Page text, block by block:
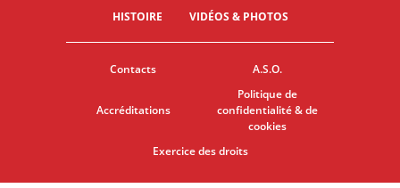
HISTOIRE
VIDÉOS & PHOTOS
Contacts A.S.O.
Accréditations
Politique de
confidentialité & de
cookies
Exercice des droits